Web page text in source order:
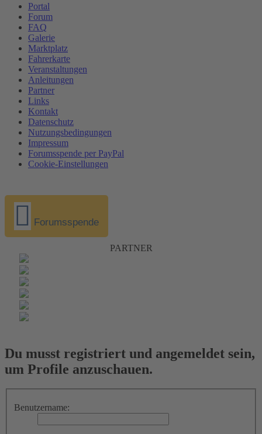
Portal
Forum
FAQ
Galerie
Marktplatz
Fahrerkarte
Veranstaltungen
Anleitungen
Partner
Links
Kontakt
Datenschutz
Nutzungsbedingungen
Impressum
Forumsspende per PayPal
Cookie-Einstellungen
Forumsspende
PARTNER
Du musst registriert und angemeldet sein,
um Profile anzuschauen.
Benutzername: